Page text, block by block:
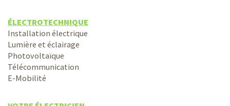
ÉLECTROTECHNIQUE
Installation électrique
Lumière et éclairage
Photovoltaïque
Télécommunication
E-Mobilité